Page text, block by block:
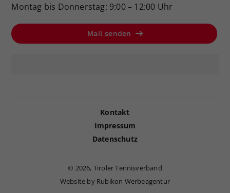
Montag bis Donnerstag: 9:00 – 12:00 Uhr
Mail senden
Kontakt
Impressum
Datenschutz
© 2026, Tiroler Tennisverband
Website by Rubikon Werbeagentur